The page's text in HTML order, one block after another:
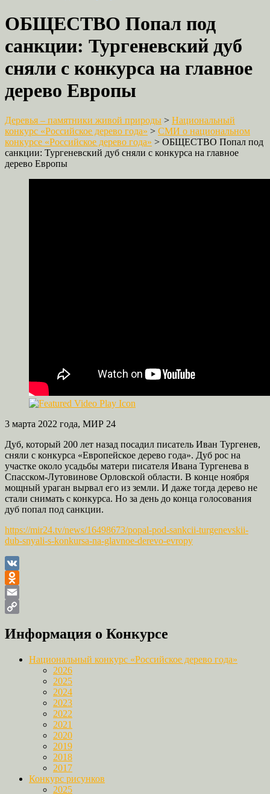
ОБЩЕСТВО Попал под
санкции: Тургеневский дуб
сняли с конкурса на главное
дерево Европы
Деревья – памятники живой природы > Национальный
конкурс «Российское дерево года» > СМИ о национальном
конкурсе «Российское дерево года» > ОБЩЕСТВО Попал под
санкции: Тургеневский дуб сняли с конкурса на главное
дерево Европы
3 марта 2022 года, МИР 24
Дуб, который 200 лет назад посадил писатель Иван Тургенев,
сняли с конкурса «Европейское дерево года». Дуб рос на
участке около усадьбы матери писателя Ивана Тургенева в
Спасском-Лутовинове Орловской области. В конце ноября
мощный ураган вырвал его из земли. И даже тогда дерево не
стали снимать с конкурса. Но за день до конца голосования
дуб попал под санкции.
https://mir24.tv/news/16498673/popal-pod-sankcii-turgenevskii-
dub-snyali-s-konkursa-na-glavnoe-derevo-evropy
VK
Odnoklassniki
Email
Link
Информация о Конкурсе
Национальный конкурс «Российское дерево года»
2026
2025
2024
2023
2022
2021
2020
2019
2018
2017
Конкурс рисунков
2025